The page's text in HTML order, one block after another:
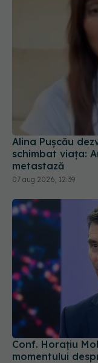
Alina Pușcău
schimbat viața:
metastază
07 aug 2026, 12:39
Conf. Horațiu
momentului